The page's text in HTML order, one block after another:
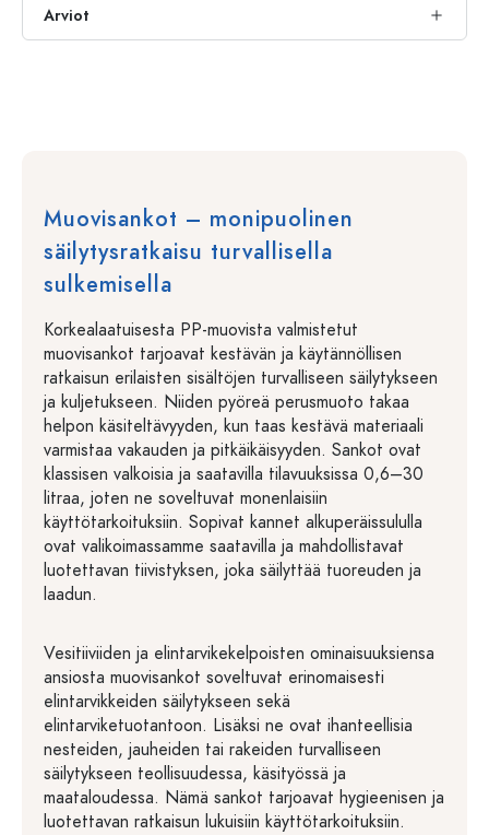
Arviot
Muovisankot – monipuolinen
säilytysratkaisu turvallisella
sulkemisella
Korkealaatuisesta PP-muovista valmistetut
muovisankot tarjoavat kestävän ja käytännöllisen
ratkaisun erilaisten sisältöjen turvalliseen säilytykseen
ja kuljetukseen. Niiden pyöreä perusmuoto takaa
helpon käsiteltävyyden, kun taas kestävä materiaali
varmistaa vakauden ja pitkäikäisyyden. Sankot ovat
klassisen valkoisia ja saatavilla tilavuuksissa 0,6–30
litraa, joten ne soveltuvat monenlaisiin
käyttötarkoituksiin. Sopivat kannet alkuperäissululla
ovat valikoimassamme saatavilla ja mahdollistavat
luotettavan tiivistyksen, joka säilyttää tuoreuden ja
laadun.
Vesitiiviiden ja elintarvikekelpoisten ominaisuuksiensa
ansiosta muovisankot soveltuvat erinomaisesti
elintarvikkeiden säilytykseen sekä
elintarviketuotantoon. Lisäksi ne ovat ihanteellisia
nesteiden, jauheiden tai rakeiden turvalliseen
säilytykseen teollisuudessa, käsityössä ja
maataloudessa. Nämä sankot tarjoavat hygieenisen ja
luotettavan ratkaisun lukuisiin käyttötarkoituksiin.